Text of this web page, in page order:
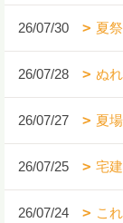
26/07/30 夏
26/07/28 ぬ
26/07/27 夏
26/07/25 宅
26/07/24 こ